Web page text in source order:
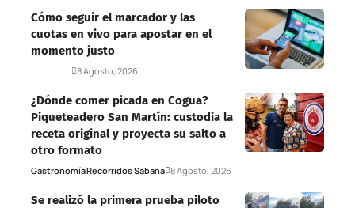
Cómo seguir el marcador y las
cuotas en vivo para apostar en el
momento justo
8 Agosto, 2026
¿Dónde comer picada en Cogua?
Piqueteadero San Martín: custodia la
receta original y proyecta su salto a
otro formato
GastronomíaRecorridos Sabana 8 Agosto, 2026
Se realizó la primera prueba piloto